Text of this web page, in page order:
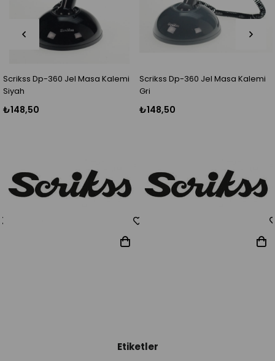
Dp-360 Jel Masa Kalemi
Scrikss Dp-360 Jel Masa Kalemi
Gri
₺148,50
Etiketler